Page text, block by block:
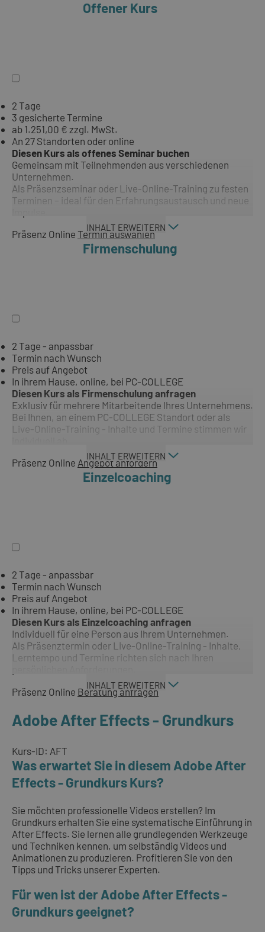
Offener Kurs
2 Tage
3 gesicherte Termine
ab 1.251,00 € zzgl. MwSt.
An 27 Standorten oder online
Diesen Kurs als offenes Seminar buchen
Gemeinsam mit Teilnehmenden aus verschiedenen
Unternehmen.
Als Präsenzseminar oder Live-Online-Training zu festen
Terminen – ideal für den Erfahrungsaustausch und neue
INHALT ERWEITERN
Präsenz Online Termin auswählen
Firmenschulung
2 Tage - anpassbar
Termin nach Wunsch
Preis auf Angebot
In ihrem Hause, online, bei PC-COLLEGE
Diesen Kurs als Firmenschulung anfragen
Exklusiv für mehrere Mitarbeitende Ihres Unternehmens.
Bei Ihnen, an einem PC-COLLEGE Standort oder als
Live-Online-Training - Inhalte und Termine stimmen wir
INHALT ERWEITERN
Präsenz Online Angebot anfordern
Einzelcoaching
2 Tage - anpassbar
Termin nach Wunsch
Preis auf Angebot
In ihrem Hause, online, bei PC-COLLEGE
Diesen Kurs als Einzelcoaching anfragen
Individuell für eine Person aus Ihrem Unternehmen.
Als Präsenztermin oder Live-Online-Training - Inhalte,
Lerntempo und Termine richten sich nach Ihren
INHALT ERWEITERN
Präsenz Online Beratung anfragen
Adobe After Effects - Grundkurs
Kurs-ID: AFT
Was erwartet Sie in diesem Adobe After
Effects - Grundkurs Kurs?
Sie möchten professionelle Videos erstellen? Im
Grundkurs erhalten Sie eine systematische Einführung in
After Effects. Sie lernen alle grundlegenden Werkzeuge
und Techniken kennen, um selbständig Videos und
Animationen zu produzieren. Profitieren Sie von den
Tipps und Tricks unserer Experten.
Für wen ist der Adobe After Effects -
Grundkurs geeignet?